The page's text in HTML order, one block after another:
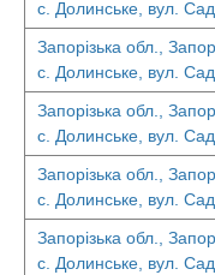
с. Долинське, вул.
Запорізька обл.,
с. Долинське, вул.
Запорізька обл.,
с. Долинське, вул.
Запорізька обл.,
с. Долинське, вул.
Запорізька обл.,
с. Долинське, вул.